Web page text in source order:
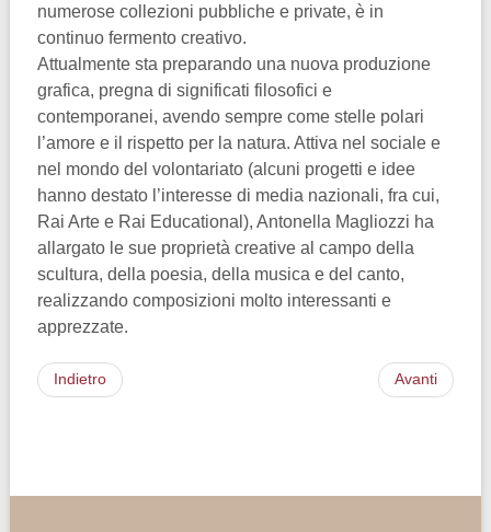
numerose collezioni pubbliche e private, è in
continuo fermento creativo.
Attualmente sta preparando una nuova produzione
grafica, pregna di significati filosofici e
contemporanei, avendo sempre come stelle polari
l’amore e il rispetto per la natura. Attiva nel sociale e
nel mondo del volontariato (alcuni progetti e idee
hanno destato l’interesse di media nazionali, fra cui,
Rai Arte e Rai Educational), Antonella Magliozzi ha
allargato le sue proprietà creative al campo della
scultura, della poesia, della musica e del canto,
realizzando composizioni molto interessanti e
apprezzate.
Indietro Avanti